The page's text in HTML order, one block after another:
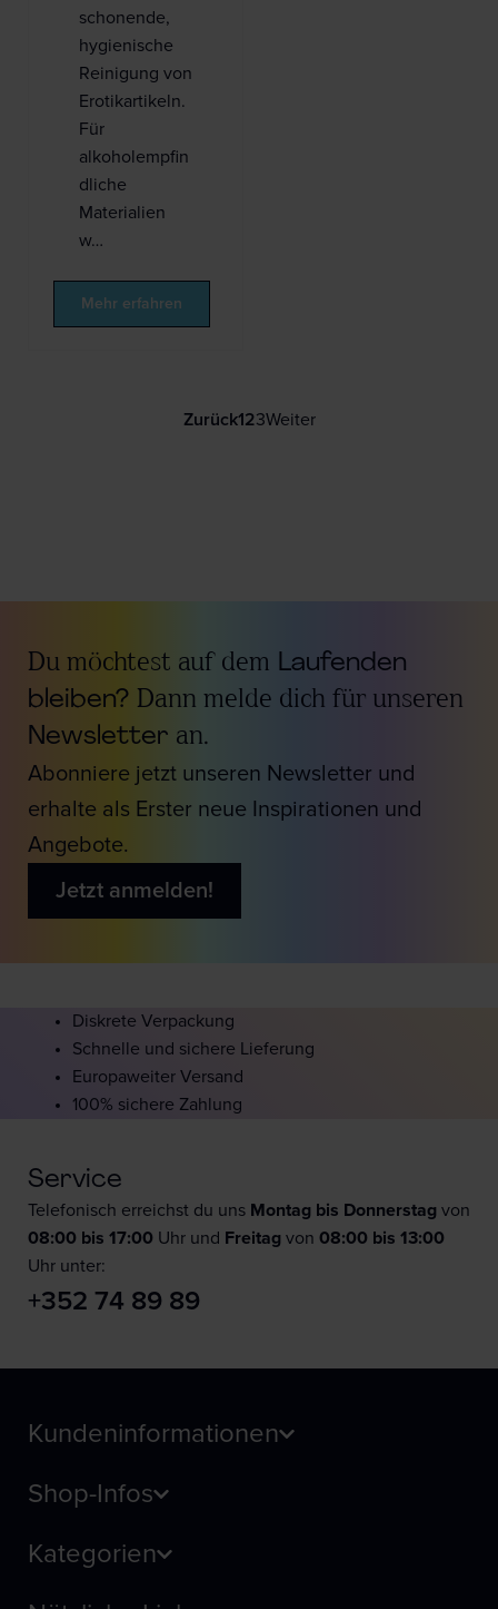
schonende,
hygienische
Reinigung von
Erotikartikeln.
Für
alkoholempfin
dliche
Materialien
w…
Mehr erfahren
Zurück1 23Weiter
Du möchtest auf dem Laufenden
bleiben? Dann melde dich für unseren
Newsletter an.
Abonniere jetzt unseren Newsletter und
erhalte als Erster neue Inspirationen und
Angebote.
Jetzt anmelden!
Diskrete Verpackung
Schnelle und sichere Lieferung
Europaweiter Versand
100% sichere Zahlung
Service
Telefonisch erreichst du uns Montag bis Donnerstag von
08:00 bis 17:00 Uhr und Freitag von 08:00 bis 13:00
Uhr unter:
+352 74 89 89
Kundeninformationen
Shop-Infos
Kategorien